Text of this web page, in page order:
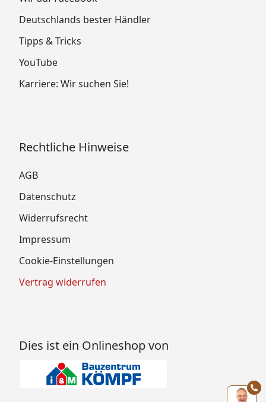
Deutschlands bester Händler
Tipps & Tricks
YouTube
Karriere: Wir suchen Sie!
Rechtliche Hinweise
AGB
Datenschutz
Widerrufsrecht
Impressum
Cookie-Einstellungen
Vertrag widerrufen
Dies ist ein Onlineshop von